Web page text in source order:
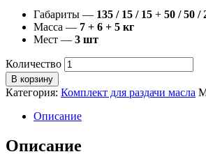
Габариты — 135 / 15 / 15 + 50 / 50 /
Масса — 7 + 6 + 5 кг
Мест — 3 шт
Количество
В корзину
Категория: Комплект для раздачи масла
Описание
Описание